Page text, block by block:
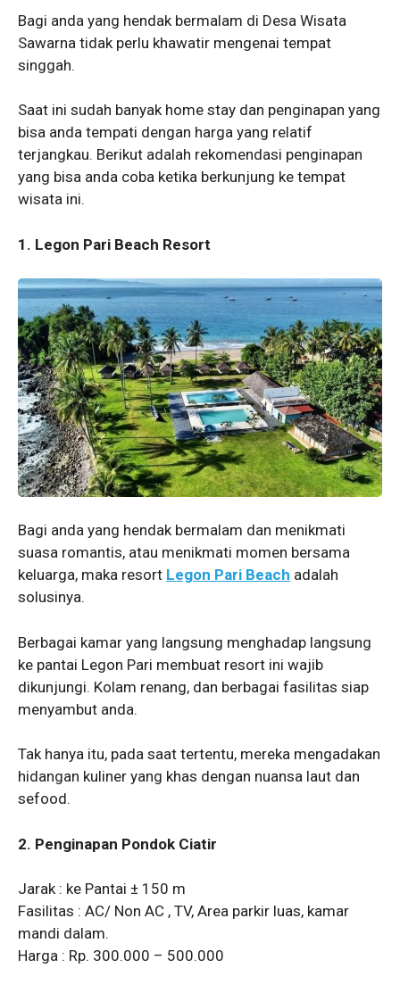
Bagi anda yang hendak bermalam di Desa Wisata
Sawarna tidak perlu khawatir mengenai tempat
singgah.
Saat ini sudah banyak home stay dan penginapan yang
bisa anda tempati dengan harga yang relatif
terjangkau. Berikut adalah rekomendasi penginapan
yang bisa anda coba ketika berkunjung ke tempat
wisata ini.
1. Legon Pari Beach Resort
Bagi anda yang hendak bermalam dan menikmati
suasa romantis, atau menikmati momen bersama
keluarga, maka resort Legon Pari Beach adalah
solusinya.
Berbagai kamar yang langsung menghadap langsung
ke pantai Legon Pari membuat resort ini wajib
dikunjungi. Kolam renang, dan berbagai fasilitas siap
menyambut anda.
Tak hanya itu, pada saat tertentu, mereka mengadakan
hidangan kuliner yang khas dengan nuansa laut dan
sefood.
2. Penginapan Pondok Ciatir
Jarak : ke Pantai ± 150 m
Fasilitas : AC/ Non AC , TV, Area parkir luas, kamar
mandi dalam.
Harga : Rp. 300.000 – 500.000